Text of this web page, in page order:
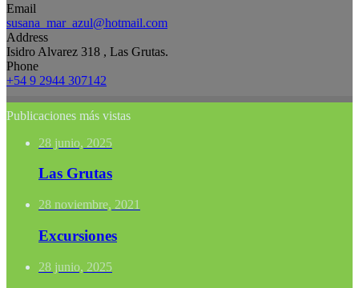
Email
susana_mar_azul@hotmail.com
Address
Isidro Alvarez 318 , Las Grutas.
Phone
+54 9 2944 307142
Publicaciones más vistas
28 junio, 2025
Las Grutas
28 noviembre, 2021
Excursiones
28 junio, 2025